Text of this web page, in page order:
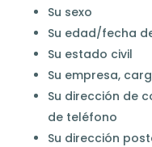
Su sexo
Su edad/fecha
Su estado civil
Su empresa,
Su dirección de
de teléfono
Su dirección